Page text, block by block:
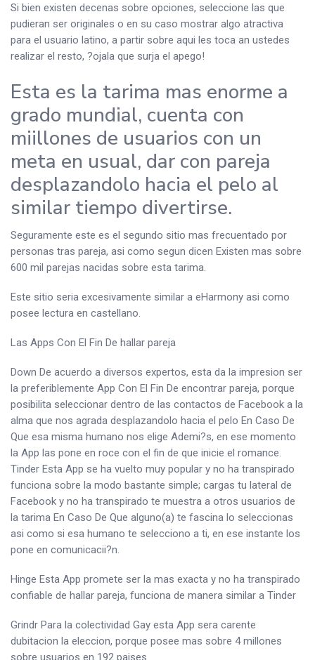
Si bien existen decenas sobre opciones, seleccione las que
pudieran ser originales o en su caso mostrar algo atractiva
para el usuario latino, a partir sobre aqui les toca an ustedes
realizar el resto, ?ojala que surja el apego!
Esta es la tarima mas enorme a
grado mundial, cuenta con
miillones de usuarios con un
meta en usual, dar con pareja
desplazandolo hacia el pelo al
similar tiempo divertirse.
Seguramente este es el segundo sitio mas frecuentado por
personas tras pareja, asi­ como segun dicen Existen mas sobre
600 mil parejas nacidas sobre esta tarima.
Este sitio seri­a excesivamente similar a eHarmony asi­ como
posee lectura en castellano.
Las Apps Con El Fin De hallar pareja
Down De acuerdo a diversos expertos, esta da la impresion ser
la preferiblemente App Con El Fin De encontrar pareja, porque
posibilita seleccionar dentro de las contactos de Facebook a la
alma que nos agrada desplazandolo hacia el pelo En Caso De
Que esa misma humano nos elige Ademi?s, en ese momento
la App las pone en roce con el fin de que inicie el romance.
Tinder Esta App se ha vuelto muy popular y no ha transpirado
funciona sobre la modo bastante simple; cargas tu lateral de
Facebook y no ha transpirado te muestra a otros usuarios de
la tarima En Caso De Que alguno(a) te fascina lo seleccionas
asi­ como si esa humano te selecciono a ti, en ese instante los
pone en comunicacii?n.
Hinge Esta App promete ser la mas exacta y no ha transpirado
confiable de hallar pareja, funciona de manera similar a Tinder
Grindr Para la colectividad Gay esta App sera carente
dubitacion la eleccion, porque posee mas sobre 4 millones
sobre usuarios en 192 paises.